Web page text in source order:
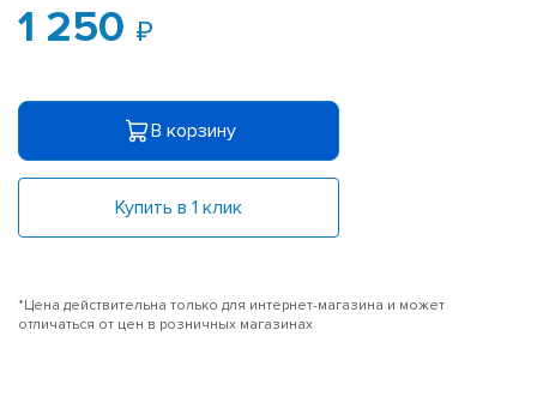
1 250
В корзину
Купить в 1 клик
*Цена действительна только для интернет-магазина и может
отличаться от цен в розничных магазинах